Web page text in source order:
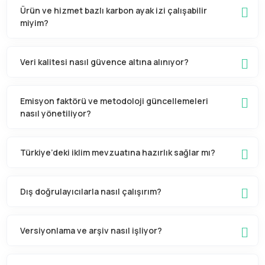
Ürün ve hizmet bazlı karbon ayak izi çalışabilir
miyim?
Veri kalitesi nasıl güvence altına alınıyor?
Emisyon faktörü ve metodoloji güncellemeleri
nasıl yönetiliyor?
Türkiye’deki iklim mevzuatına hazırlık sağlar mı?
Dış doğrulayıcılarla nasıl çalışırım?
Versiyonlama ve arşiv nasıl işliyor?